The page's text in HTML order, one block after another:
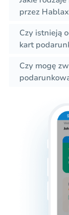
przez
Czy istnieją
kart
Czy mogę